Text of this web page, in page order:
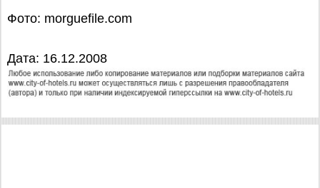
Фото: morguefile.com
Дата: 16.12.2008